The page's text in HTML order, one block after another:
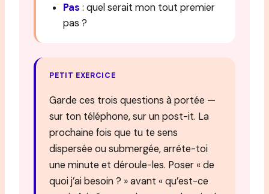
Pas : quel serait mon tout premier
pas ?
PETIT EXERCICE
Garde ces trois questions à portée —
sur ton téléphone, sur un post-it. La
prochaine fois que tu te sens
dispersée ou submergée, arrête-toi
une minute et déroule-les. Poser « de
quoi j’ai besoin ? » avant « qu’est-ce